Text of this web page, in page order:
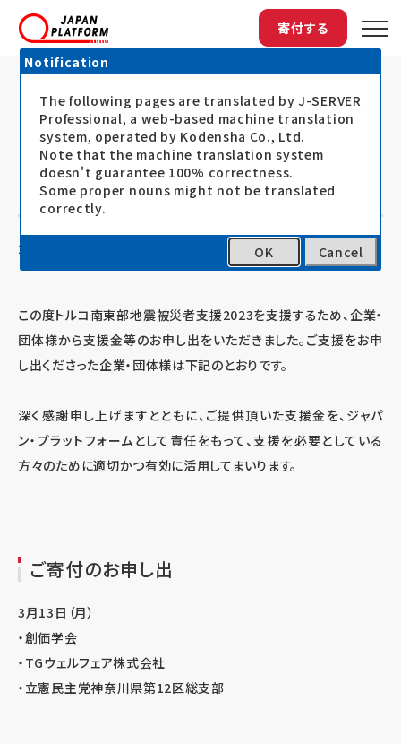
寄付する
トップ 最新情報 トルコ南東部地震被災者支援2023に企業...
トルコ南東部地震被災者支援2023に
企業・団体の皆さまからご支援のお申
し出をいただきました
23.02.13
この度トルコ南東部地震被災者支援2023を支援するため、企業・
団体様から支援金等のお申し出をいただきました。ご支援をお申
し出くださった企業・団体様は下記のとおりです。
深く感謝申し上げますとともに、ご提供頂いた支援金を、ジャパ
ン・プラットフォームとして責任をもって、支援を必要としている
方々のために適切かつ有効に活用してまいります。
ご寄付のお申し出
3月13日（月）
・創価学会
・TGウェルフェア株式会社
・立憲民主党神奈川県第12区総支部
Notification
The following pages are translated by J-SERVER
Professional, a web-based machine translation
system, operated by Kodensha Co., Ltd.
Note that the machine translation system
doesn't guarantee 100% correctness.
Some proper nouns might not be translated
correctly.
OK Cancel